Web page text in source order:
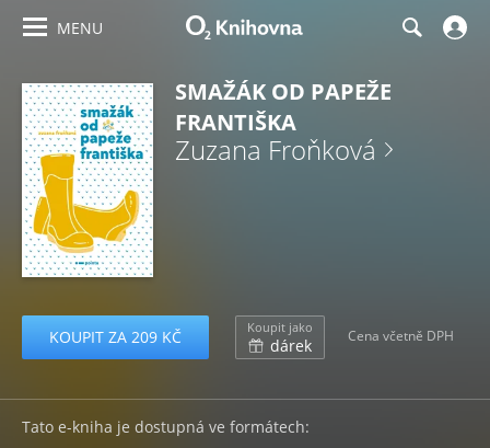
MENU
SMAŽÁK OD PAPEŽE
FRANTIŠKA
Zuzana Froňková
KOUPIT ZA 209 KČ Koupit jako
dárek Cena včetně DPH
Tato e-kniha je dostupná ve formátech: